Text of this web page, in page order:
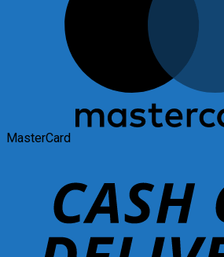
MasterCard